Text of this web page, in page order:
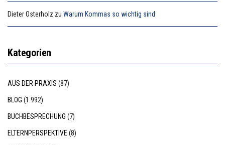
Dieter Osterholz zu Warum Kommas so wichtig sind
Kategorien
AUS DER PRAXIS (87)
BLOG (1.992)
BUCHBESPRECHUNG (7)
ELTERNPERSPEKTIVE(8)